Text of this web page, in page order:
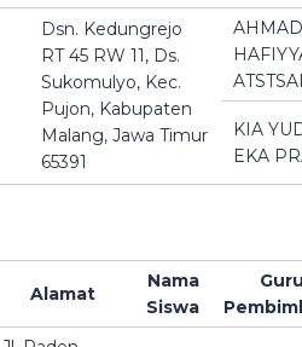
Dsn. Kedungrejo
RT 45 RW 11, Ds.
Sukomulyo, Kec.
Pujon, Kabupaten
Malang, Jawa Timur
65391
KIA
EKA
Alamat
Nama
Siswa